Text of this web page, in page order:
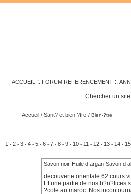
ACCUEIL :. FORUM REFERENCEMENT :.
Chercher un site
Accueil / Sant? et bien ?tre / Bien-?tre
1 - 2 - 3 - 4 - 5 - 6 - 7 - 8 - 9 - 10 - 11 - 12 - 13 - 14 - 15
Savon noir-Huile d argan-Savon d
decouverte orientale 62 cours
Et une partie de nos b?n?fices
?cole au maroc. Nos